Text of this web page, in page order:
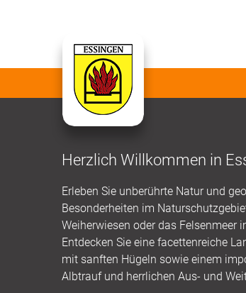
Herzlich Willkommen in
Erleben Sie unberührte Natur und
Besonderheiten im
Weiherwiesen oder das Felsenmeer
Entdecken Sie eine facettenreiche
mit sanften Hügeln sowie einem
Albtrauf und herrlichen Aus- und